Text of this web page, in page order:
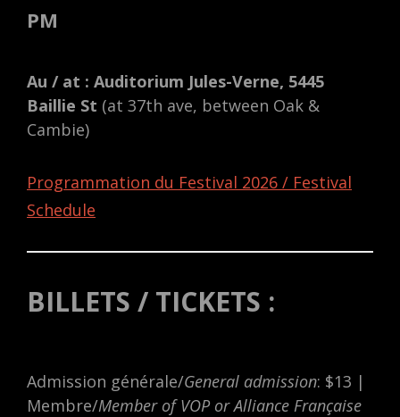
PM
Au / at : Auditorium Jules-Verne, 5445
Baillie St (at 37th ave, between Oak &
Cambie)
Programmation du Festival 2026 / Festival
Schedule
BILLETS / TICKETS :
Admission générale/General admission: $13 |
Membre/Member of VOP or Alliance Française